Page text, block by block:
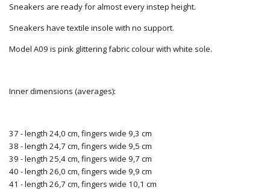
Sneakers are ready for almost every instep height.
Sneakers have textile insole with no support.
Model A09 is pink glittering fabric colour with white sole.
Inner dimensions (averages):
37 - length 24,0 cm, fingers wide 9,3 cm
38 - length 24,7 cm, fingers wide 9,5 cm
39 - length 25,4 cm, fingers wide 9,7 cm
40 - length 26,0 cm, fingers wide 9,9 cm
41 - length 26,7 cm, fingers wide 10,1 cm